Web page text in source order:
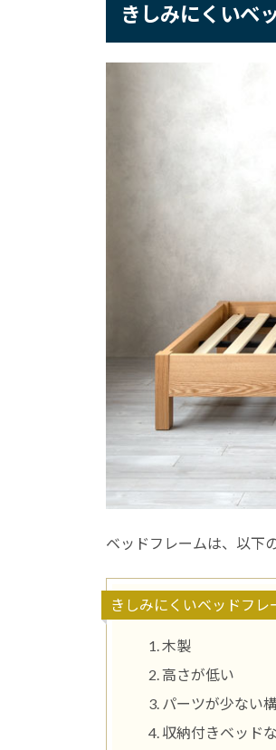
きしみにくいベ
ベッドフレームは、以下
きしみにくいベッドフレ
木製
高さが低い
パーツが少ない
収納付きベッド